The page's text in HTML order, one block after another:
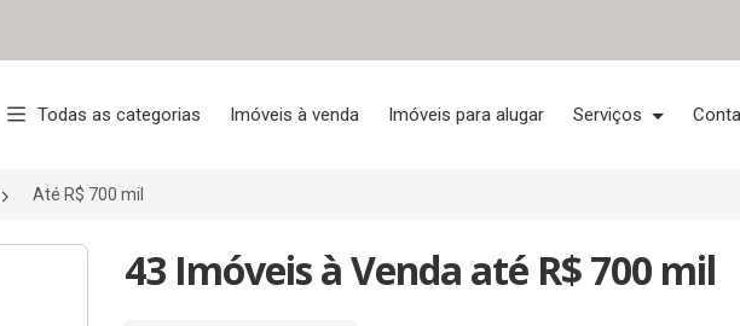
Todas as categorias Imóveis à venda Imóveis para alugar Serviços
Até R$ 700 mil
43 Imóveis à Venda até R$ 700 mil